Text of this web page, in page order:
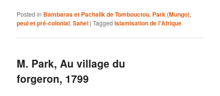
Posted in Bambaras et Pachalik de Tombouctou, Park (Mungo),
peul et pré-colonial,Sahel |Tagged Islamisation de l'Afrique
M. Park, Au village du
forgeron, 1799